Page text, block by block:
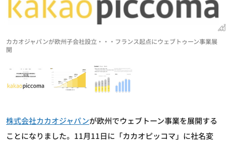
カカオジャパンが欧州子会社設立・・・フランス起点にウェブトゥーン事業展
開
株式会社カカオジャパンが欧州でウェブトーン事業を展開する
ことになりました。11月11日に「カカオピッコマ」に社名変